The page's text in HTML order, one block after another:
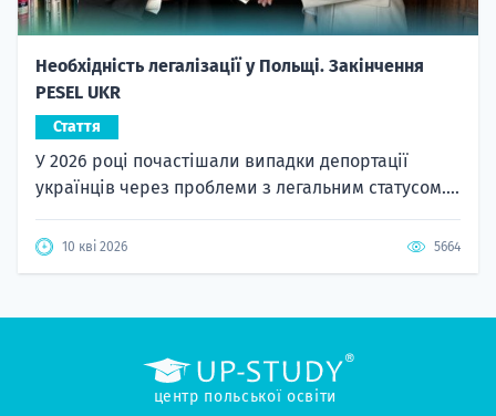
Необхідність легалізації у Польщі. Закінчення
PESEL UKR
Стаття
У 2026 році почастішали випадки депортації
українців через проблеми з легальним статусом....
10 кві 2026 5664
центр польської освіти